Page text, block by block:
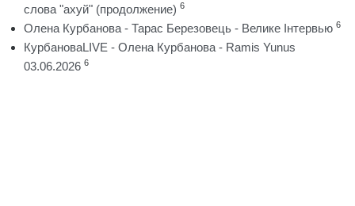
слова "ахуй" (продолжение) 6
Олена Курбанова - Тарас Березовець - Велике Інтервью 6
КурбановаLIVE - Олена Курбанова - Ramis Yunus
03.06.2026 6